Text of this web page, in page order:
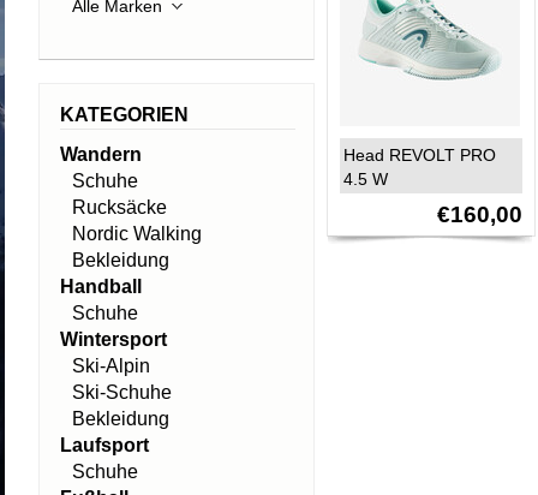
Head REVOLT PRO
4.5 W
€160,00
KATEGORIEN
Wandern
Schuhe
Rucksäcke
Nordic Walking
Bekleidung
Handball
Schuhe
Wintersport
Ski-Alpin
Ski-Schuhe
Bekleidung
Laufsport
Schuhe